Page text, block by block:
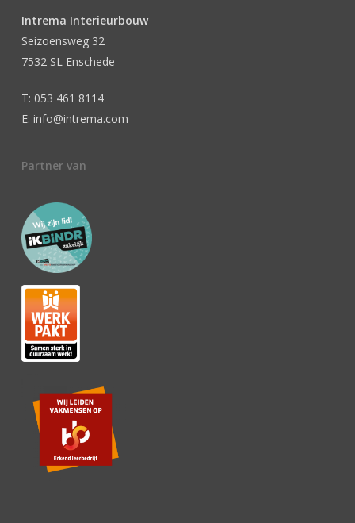
Intrema Interieurbouw
Seizoensweg 32
7532 SL Enschede
T: 053 461 8114
E: info@intrema.com
Partner van